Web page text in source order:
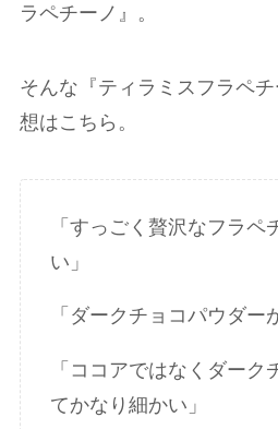
ラペチーノ』。
そんな『ティラミスフラペ
想はこちら。
「すっごく贅沢なフラペ
い」
「ダークチョコパウダー
「ココアではなくダーク
てかなり細かい」